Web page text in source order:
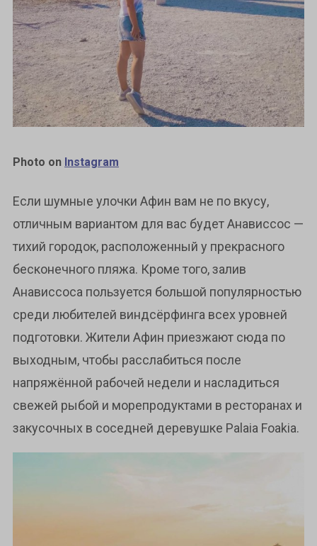
Photo on Instagram
Если шумные улочки Афин вам не по вкусу,
отличным вариантом для вас будет Анависсос —
тихий городок, расположенный у прекрасного
бесконечного пляжа. Кроме того, залив
Анависсоса пользуется большой популярностью
среди любителей виндсёрфинга всех уровней
подготовки. Жители Афин приезжают сюда по
выходным, чтобы расслабиться после
напряжённой рабочей недели и насладиться
свежей рыбой и морепродуктами в ресторанах и
закусочных в соседней деревушке Palaia Foakia.